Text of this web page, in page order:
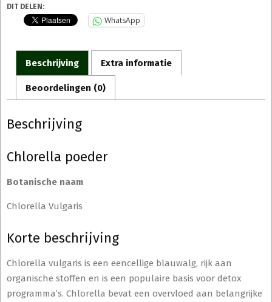
DIT DELEN:
WhatsApp
Beschrijving Extra informatie
Beoordelingen (0)
Beschrijving
Chlorella poeder
Botanische naam
Chlorella Vulgaris
Korte beschrijving
Chlorella vulgaris is een eencellige blauwalg, rijk aan
organische stoffen en is een populaire basis voor detox
programma’s. Chlorella bevat een overvloed aan belangrijke